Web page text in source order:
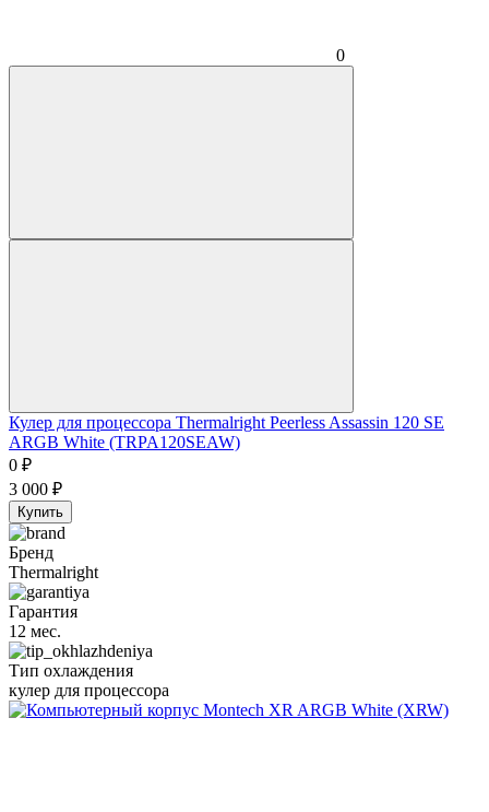
0
Кулер для процессора Thermalright Peerless Assassin 120 SE
ARGB White (TRPA120SEAW)
0 ₽
3 000 ₽
Купить
Бренд
Thermalright
Гарантия
12 мес.
Тип охлаждения
кулер для процессора